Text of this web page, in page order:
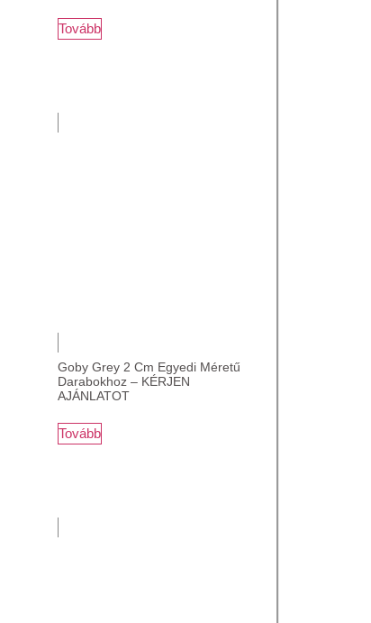
Tovább
Goby Grey 2 Cm Egyedi Méretű
Darabokhoz – KÉRJEN
AJÁNLATOT
Tovább